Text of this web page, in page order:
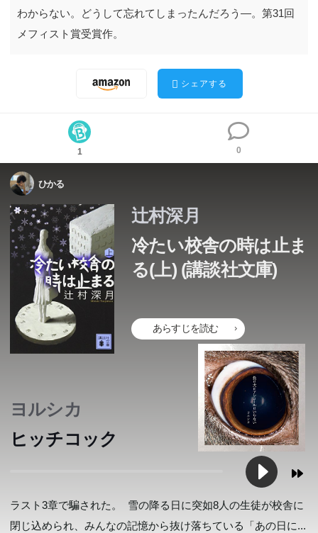
わからない。どうして忘れてしまったんだろう―。第31回
メフィスト賞受賞作。
シェアする
1 0
ひかる
辻村深月
冷たい校舎の時は止ま
る(上) (講談社文庫)
あらすじを読む
雪降るある日、いつも通りに登校したはずの学校に閉じ込
められた8人の高校生。開かない扉、無人の教室、5時53
分で止まった時計。凍りつく校舎の中、2ヵ月前の学園祭
の最中に死んだ同級生のことを思い出す。でもその顔と名
前がわからない。どうして忘れてしまったんだろう―。第
31回メフィスト賞受賞作。
ヨルシカ
ヒッチコック
ラスト3章で騙された。 雪の降る日に突如8人の生徒が校舎に
閉じ込められ、みんなの記憶から抜け落ちている「あの日に...
雪降るある日、いつも通りに登校したはずの学校に閉じ込
められた8人の高校生。開かない扉、無人の教室、5時53
分で止まった時計。凍りつく校舎の中、2ヵ月前の学園祭
の最中に死んだ同級生のことを思い出す。でもその顔と名
前がわからない。どうして忘れてしまったんだろう―。第
31回メフィスト賞受賞作。